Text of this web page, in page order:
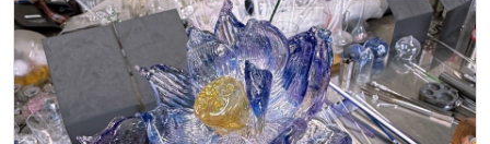
数
ス
ト
ね